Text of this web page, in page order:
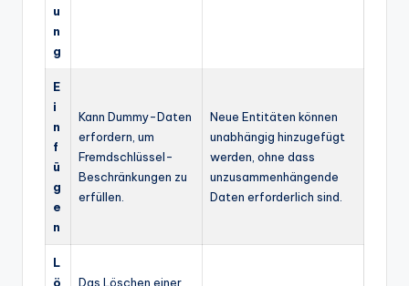
u
n
g
E
i
n
f
ü
g
e
n
Kann Dummy-Daten
erfordern, um
Fremdschlüssel-
Beschränkungen zu
erfüllen.
Neue Entitäten können
unabhängig hinzugefügt
werden, ohne dass
unzusammenhängende
Daten erforderlich sind.
L
ö
Das Löschen einer